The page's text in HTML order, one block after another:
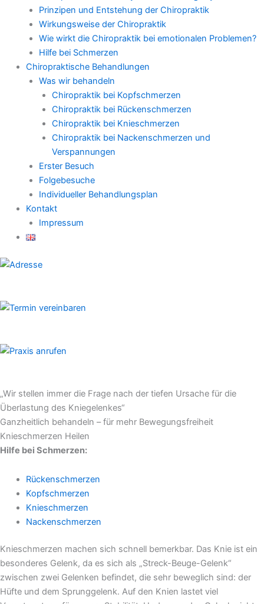
Prinzipen und Entstehung der Chiropraktik
Wirkungsweise der Chiropraktik
Wie wirkt die Chiropraktik bei emotionalen Problemen?
Hilfe bei Schmerzen
Chiropraktische Behandlungen
Was wir behandeln
Chiropraktik bei Kopfschmerzen
Chiropraktik bei Rückenschmerzen
Chiropraktik bei Knieschmerzen
Chiropraktik bei Nackenschmerzen und
Verspannungen
Erster Besuch
Folgebesuche
Individueller Behandlungsplan
Kontakt
Impressum
„Wir stellen immer die Frage nach der tiefen Ursache für die
Überlastung des Kniegelenkes“
Ganzheitlich behandeln – für mehr Bewegungsfreiheit
Knieschmerzen Heilen
Hilfe bei Schmerzen:
Rückenschmerzen
Kopfschmerzen
Knieschmerzen
Nackenschmerzen
Knieschmerzen machen sich schnell bemerkbar. Das Knie ist ein
besonderes Gelenk, da es sich als „Streck-Beuge-Gelenk“
zwischen zwei Gelenken befindet, die sehr beweglich sind: der
Hüfte und dem Sprunggelenk. Auf den Knien lastet viel